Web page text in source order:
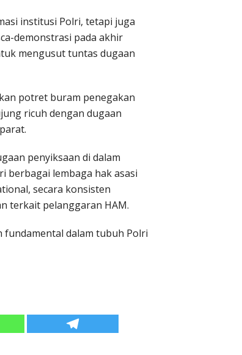
institusi Polri, tetapi juga
demonstrasi pada akhir
mengusut tuntas dugaan
potret buram penegakan
ricuh dengan dugaan
penyiksaan di dalam
berbagai lembaga hak asasi
secara konsisten
terkait pelanggaran HAM.
fundamental dalam tubuh Polri